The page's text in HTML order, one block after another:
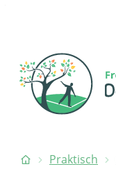
De koorddanser
Startpagina
Praktisch